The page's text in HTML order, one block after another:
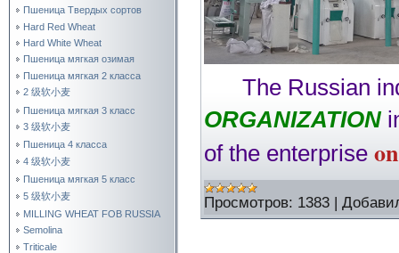
Пшеница Твердых сортов
Hard Red Wheat
Hard White Wheat
Пшеница мягкая озимая
Пшеница мягкая 2 класса
2 级软小麦
Пшеница мягкая 3 класс
3 级软小麦
Пшеница 4 класса
4 级软小麦
Пшеница мягкая 5 класс
5 级软小麦
MILLING WHEAT FOB RUSSIA
Semolina
Triticale
The Russian
ORGANIZATION
of the enterprise
Просмотров: 1383 |